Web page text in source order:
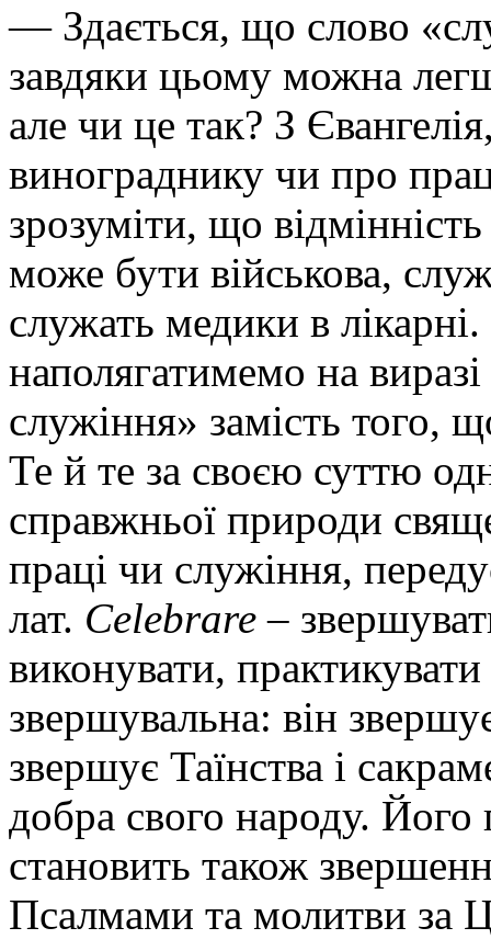
— Здається, що слово
завдяки цьому можна
але чи це так? З
винограднику чи про
зрозуміти, що
може бути військова,
служать медики в
наполягатимемо на
служіння» замість того,
Те й те за своєю суттю
справжньої природи
праці чи служіння,
лат. Celebrare –
виконувати,
звершувальна: він
звершує Таїнства і
добра свого народу.
становить також
Псалмами та молитви за